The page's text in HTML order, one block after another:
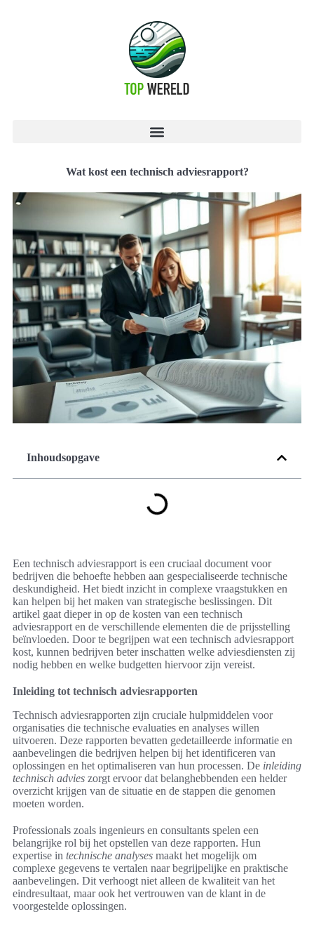
Wat kost een technisch adviesrapport?
Inhoudsopgave
Een technisch adviesrapport is een cruciaal document voor
bedrijven die behoefte hebben aan gespecialiseerde technische
deskundigheid. Het biedt inzicht in complexe vraagstukken en
kan helpen bij het maken van strategische beslissingen. Dit
artikel gaat dieper in op de kosten van een technisch
adviesrapport en de verschillende elementen die de prijsstelling
beïnvloeden. Door te begrijpen wat een technisch adviesrapport
kost, kunnen bedrijven beter inschatten welke adviesdiensten zij
nodig hebben en welke budgetten hiervoor zijn vereist.
Inleiding tot technisch adviesrapporten
Technisch adviesrapporten zijn cruciale hulpmiddelen voor
organisaties die technische evaluaties en analyses willen
uitvoeren. Deze rapporten bevatten gedetailleerde informatie en
aanbevelingen die bedrijven helpen bij het identificeren van
oplossingen en het optimaliseren van hun processen. De inleiding
technisch advies zorgt ervoor dat belanghebbenden een helder
overzicht krijgen van de situatie en de stappen die genomen
moeten worden.
Professionals zoals ingenieurs en consultants spelen een
belangrijke rol bij het opstellen van deze rapporten. Hun
expertise in technische analyses maakt het mogelijk om
complexe gegevens te vertalen naar begrijpelijke en praktische
aanbevelingen. Dit verhoogt niet alleen de kwaliteit van het
eindresultaat, maar ook het vertrouwen van de klant in de
voorgestelde oplossingen.